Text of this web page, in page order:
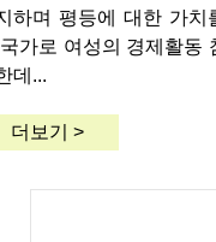
하며 평등에 대한 가치
가로 여성의 경제활동
데...
더보기 >